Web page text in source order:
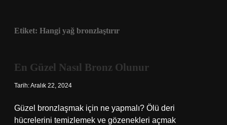
Etiket: Hangi yağ bronzlaştırır
En Güzel Nasıl Bronz Olunur
Tarih: Aralık 22, 2024
Güzel bronzlaşmak için ne yapmalı? Ölü deri
hücrelerini temizlemek ve gözenekleri açmak